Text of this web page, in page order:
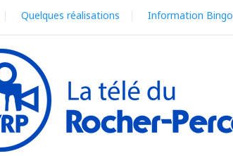
Quelques réalisations Information Bingo